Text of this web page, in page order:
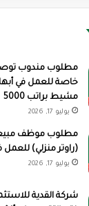
مطلوب مندوب
خاصة للعمل في
مشيط براتب 5000
يوليو 17, 2026
مطلوب موظف
(راوتر منزلي) للعمل
يوليو 17, 2026
شركة القدية